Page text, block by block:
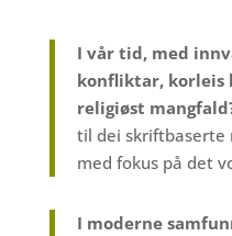
I vår tid, med
konfliktar, korleis
religiøst
til dei skriftbaserte
med fokus på det
I moderne